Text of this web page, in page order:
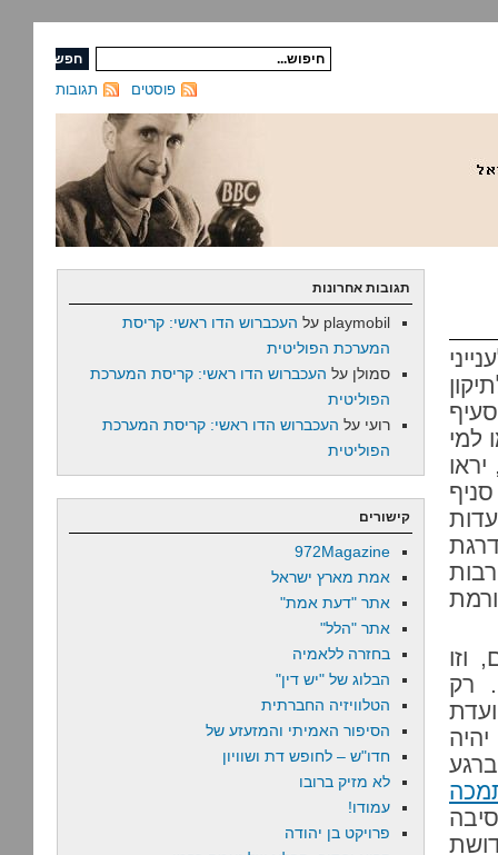
תגובות פוסטים
למי
וזו
רק
תגובות אחרונות
playmobil על העכברוש הדו ראשי: קריסת
המערכת הפוליטית
סמולן על העכברוש הדו ראשי: קריסת המערכת
הפוליטית
רועי על העכברוש הדו ראשי: קריסת המערכת
הפוליטית
קישורים
972Magazine
אמת מארץ ישראל
אתר "דעת אמת"
אתר "הלל"
בחזרה ללאמיה
הבלוג של "יש דין"
הטלוויזיה החברתית
הסיפור האמיתי והמזעזע של
חדו"ש – לחופש דת ושוויון
לא מזיק ברובו
עמודו!
פרויקט בן יהודה